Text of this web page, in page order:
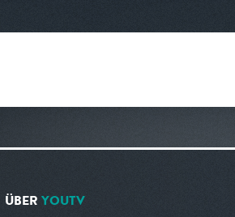
ÜBER YOUTV